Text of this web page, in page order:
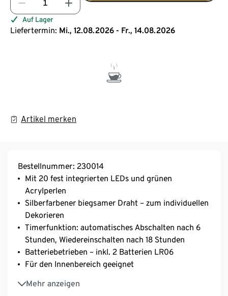
Auf Lager
Liefertermin: Mi., 12.08.2026 - Fr., 14.08.2026
Artikel merken
Bestellnummer: 230014
Mit 20 fest integrierten LEDs und grünen
Acrylperlen
Silberfarbener biegsamer Draht – zum individuellen
Dekorieren
Timerfunktion: automatisches Abschalten nach 6
Stunden, Wiedereinschalten nach 18 Stunden
Batteriebetrieben – inkl. 2 Batterien LR06
Für den Innenbereich geeignet
Mehr anzeigen
Unauffälliges, transparentes Batteriefach
Lichtfarbe warmweiß